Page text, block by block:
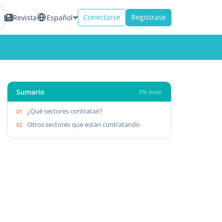
Revista Español Conectarse Registrase
Sumario 0% leido
¿Qué sectores contratan?
Otros sectores que están contratando